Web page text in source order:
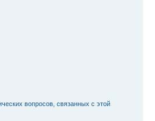
вопросов, связанных с этой